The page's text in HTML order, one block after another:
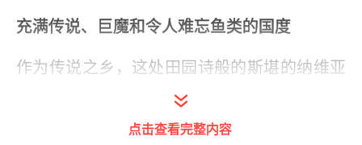
充满传说、巨魔和令人难忘鱼类的国度
作为传说之乡，这处田园诗般的斯堪的纳维亚
之地，虽然不能保证让你遇上尘世巨蟒，但却
有13种全新鱼类生活在此，让你一展身手。体
点击查看完整内容